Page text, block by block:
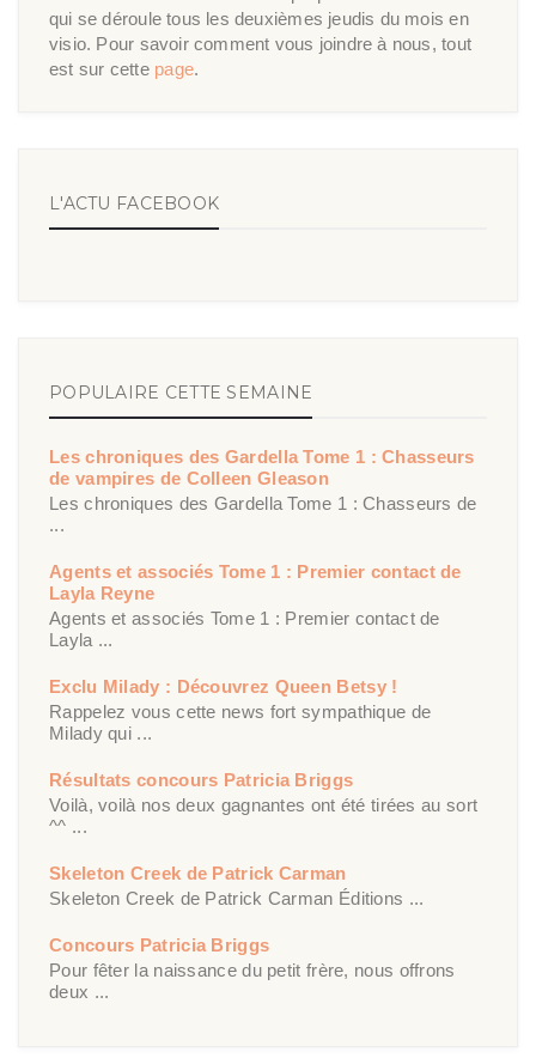
qui se déroule tous les deuxièmes jeudis du mois en
visio. Pour savoir comment vous joindre à nous, tout
est sur cette page.
L'ACTU FACEBOOK
POPULAIRE CETTE SEMAINE
Les chroniques des Gardella Tome 1 : Chasseurs
de vampires de Colleen Gleason
Les chroniques des Gardella Tome 1 : Chasseurs de
...
Agents et associés Tome 1 : Premier contact de
Layla Reyne
Agents et associés Tome 1 : Premier contact de
Layla ...
Exclu Milady : Découvrez Queen Betsy !
Rappelez vous cette news fort sympathique de
Milady qui ...
Résultats concours Patricia Briggs
Voilà, voilà nos deux gagnantes ont été tirées au sort
^^ ...
Skeleton Creek de Patrick Carman
Skeleton Creek de Patrick Carman Éditions ...
Concours Patricia Briggs
Pour fêter la naissance du petit frère, nous offrons
deux ...